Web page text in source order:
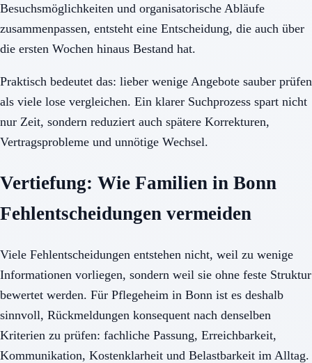
Besuchsmöglichkeiten und organisatorische Abläufe
zusammenpassen, entsteht eine Entscheidung, die auch über
die ersten Wochen hinaus Bestand hat.
Praktisch bedeutet das: lieber wenige Angebote sauber prüfen
als viele lose vergleichen. Ein klarer Suchprozess spart nicht
nur Zeit, sondern reduziert auch spätere Korrekturen,
Vertragsprobleme und unnötige Wechsel.
Vertiefung: Wie Familien in Bonn
Fehlentscheidungen vermeiden
Viele Fehlentscheidungen entstehen nicht, weil zu wenige
Informationen vorliegen, sondern weil sie ohne feste Struktur
bewertet werden. Für Pflegeheim in Bonn ist es deshalb
sinnvoll, Rückmeldungen konsequent nach denselben
Kriterien zu prüfen: fachliche Passung, Erreichbarkeit,
Kommunikation, Kostenklarheit und Belastbarkeit im Alltag.